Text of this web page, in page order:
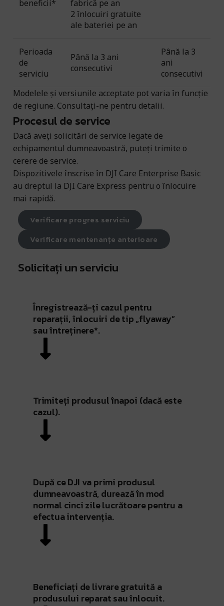
beneficii*
fabrică pe an
2 înlocuiri gratuite
ale bateriei pe an
Perioada
de
serviciu
Până la 3 ani
consecutivi
Până la 3
ani
consecutivi
Modelele și versiunile acceptate pot varia în funcție
de regiune. Consultați-ne pentru detalii.
Procesul de service
Dacă aveți solicitări de service legate de
echipamentul dumneavoastră, puteți trimite o
cerere de service.
Dispozitivele înscrise în DJI Care Enterprise Basic
au dreptul la DJI Care Express pentru o înlocuire
mai rapidă.
Verificare progres serviciu
Verificare mentenanțe anterioare
Solicitați un serviciu
Înregistrează-ți cazul pentru
reparații, înlocuiri de tip „flyaway”
sau întreținere*.
Trimiteți produsul înapoi (dacă este
cazul).
După ce DJI va primi produsul
dumneavoastră, durează în mod
normal cinci zile lucrătoare pentru a
efectua intervenția.
Beneficiați de livrare gratuită a
produsului reparat sau înlocuit.